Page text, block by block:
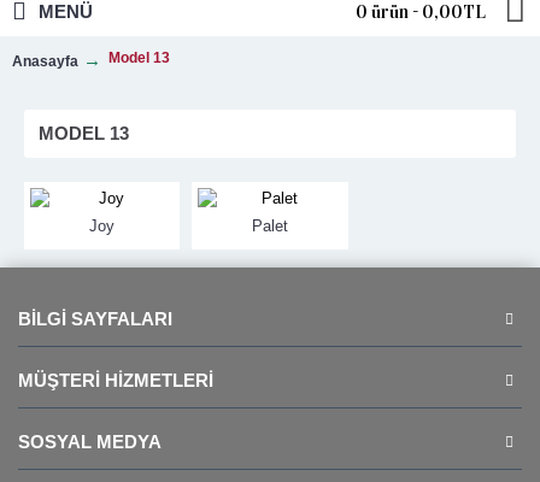
0 ürün - 0,00TL
MENÜ
Anasayfa Model 13
MODEL 13
Joy Palet
BILGI SAYFALARI
MÜŞTERI HIZMETLERI
SOSYAL MEDYA